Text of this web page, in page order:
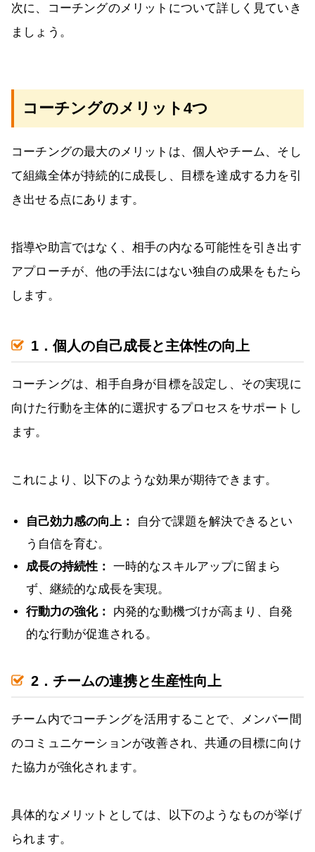
次に、コーチングのメリットについて詳しく見ていき
ましょう。
コーチングのメリット4つ
コーチングの最大のメリットは、個人やチーム、そし
て組織全体が持続的に成長し、目標を達成する力を引
き出せる点にあります。
指導や助言ではなく、相手の内なる可能性を引き出す
アプローチが、他の手法にはない独自の成果をもたら
します。
1．個人の自己成長と主体性の向上
コーチングは、相手自身が目標を設定し、その実現に
向けた行動を主体的に選択するプロセスをサポートし
ます。
これにより、以下のような効果が期待できます。
自己効力感の向上：
自分で課題を解決できるとい
う自信を育む。
成長の持続性： 一時的なスキルアップに留まら
ず、継続的な成長を実現。
行動力の強化：
内発的な動機づけが高まり、自発
的な行動が促進される。
2．チームの連携と生産性向上
チーム内でコーチングを活用することで、メンバー間
のコミュニケーションが改善され、共通の目標に向け
た協力が強化されます。
具体的なメリットとしては、以下のようなものが挙げ
られます。